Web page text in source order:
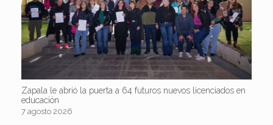
Zapala le abrió la puerta a 64 futuros nuevos licenciados en
educación
7 agosto 2026